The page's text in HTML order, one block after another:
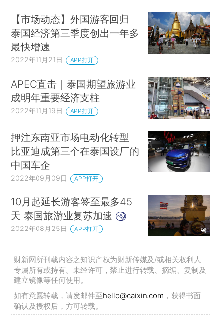
【市场动态】外国游客回归
泰国经济第三季度创出一年多
最快增速
2022年11月21日 APP打开
APEC直击｜泰国期望旅游业
成明年重要经济支柱
2022年11月19日 APP打开
押注东南亚市场电动化转型
比亚迪成第三个在泰国设厂的
中国车企
2022年09月09日 APP打开
10月起延长游客签至最多45
天 泰国旅游业复苏加速
2022年08月25日 APP打开
财新网所刊载内容之知识产权为财新传媒及/或相关权利人
专属所有或持有。未经许可，禁止进行转载、摘编、复制及
建立镜像等任何使用。
如有意愿转载，请发邮件至hello@caixin.com ，获得书面
确认及授权后，方可转载。